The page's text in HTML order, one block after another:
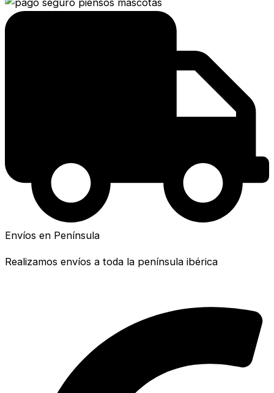
Envíos en Península
Realizamos envíos a toda la península ibérica